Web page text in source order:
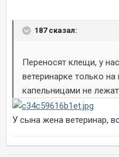
187 сказал:
Переносят клещи, у
ветеринарке только
капельницами не
У сына жена ветеринар,